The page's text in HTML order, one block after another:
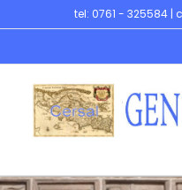
to
tel: 0761 - 325584